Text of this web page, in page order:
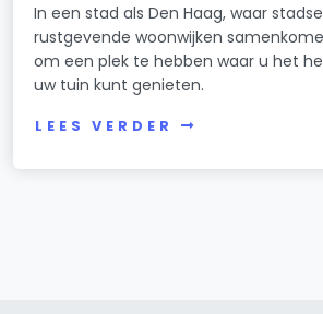
In een stad als Den Haag, waar
rustgevende woonwijken
om een plek te hebben waar u het
uw tuin kunt genieten.
LEES VERDER